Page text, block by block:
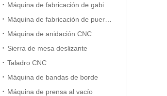
Máquina de anidación CNC
Sierra de mesa deslizante
Taladro CNC
Máquina de bandas de borde
Máquina de prensa al vacío